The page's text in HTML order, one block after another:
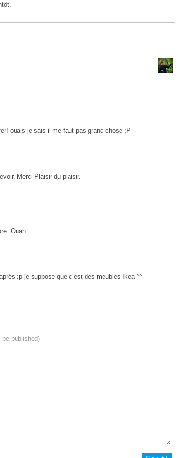
ouais je sais il me faut pas grand chose ;P
Merci Plaisir du plaisir.
Ouah…
:p je suppose que c’est des meubles Ikea ^^
be published)